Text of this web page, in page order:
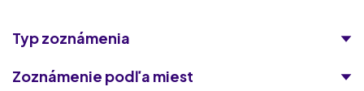
Typ zoznámenia
Zoznámenie podľa miest